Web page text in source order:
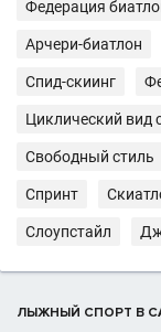
Федерация
Арчери-биатлон
Спид-скиинг
Циклический вид
Свободный стиль
Спринт
Слоупстайл
ЛЫЖНЫЙ СПОРТ В